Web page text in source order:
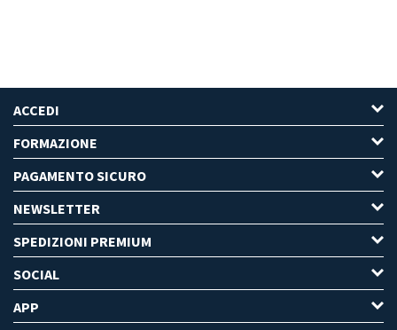
ACCEDI
FORMAZIONE
PAGAMENTO SICURO
NEWSLETTER
SPEDIZIONI PREMIUM
SOCIAL
APP